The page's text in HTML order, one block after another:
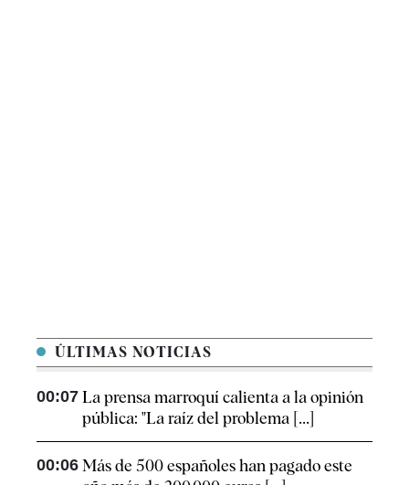
ÚLTIMAS NOTICIAS
00:07 La prensa marroquí calienta a la opinión
pública: "La raíz del problema [...]
00:06 Más de 500 españoles han pagado este